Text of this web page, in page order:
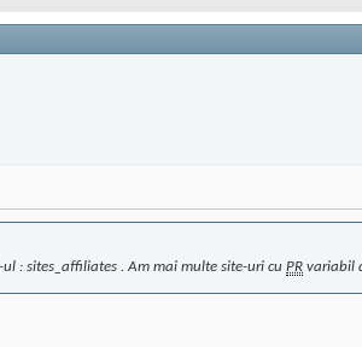
: sites_affiliates . Am mai multe site-uri cu PR variabil